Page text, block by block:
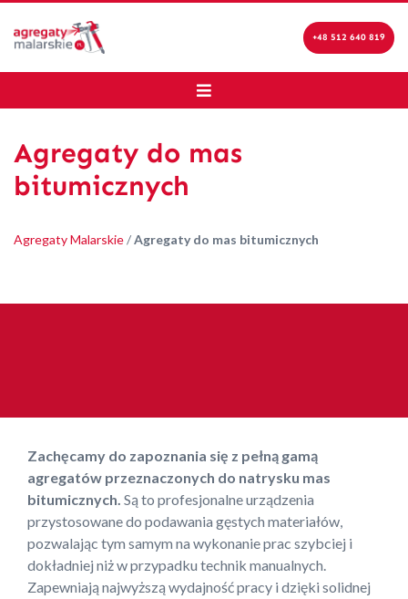
+48 512 640 819
Agregaty do mas
bitumicznych
Agregaty Malarskie/Agregaty do mas bitumicznych
Zachęcamy do zapoznania się z pełną gamą
agregatów przeznaczonych do natrysku mas
bitumicznych. Są to profesjonalne urządzenia
przystosowane do podawania gęstych materiałów,
pozwalając tym samym na wykonanie prac szybciej i
dokładniej niż w przypadku technik manualnych.
Zapewniają najwyższą wydajność pracy i dzięki solidnej